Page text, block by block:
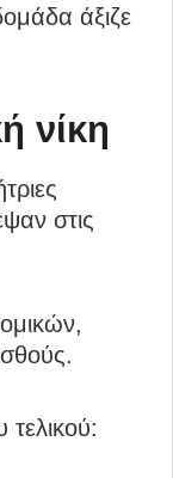
άξιζε
νίκη
στις